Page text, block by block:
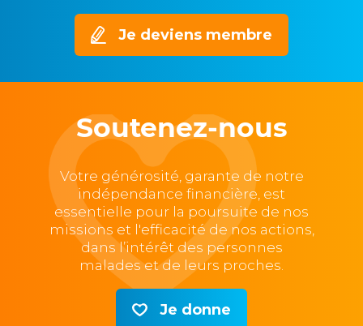
Je deviens membre
Soutenez-nous
Votre générosité, garante de notre
indépendance financière, est
essentielle pour la poursuite de nos
missions et l'efficacité de nos actions,
dans l’intérêt des personnes
malades et de leurs proches.
Je donne